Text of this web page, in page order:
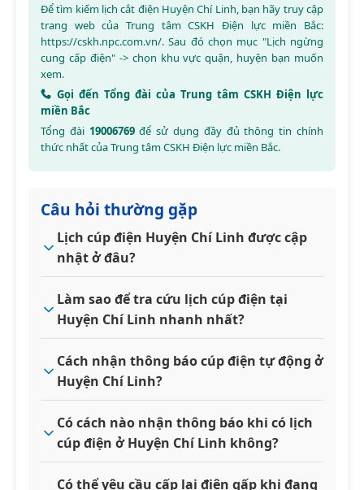
Để tìm kiếm lịch cắt điện Huyện Chí Linh, bạn hãy truy cập
trang web của Trung tâm CSKH Điện lực miền Bắc:
https://cskh.npc.com.vn/. Sau đó chọn mục "Lịch ngừng
cung cấp điện" -> chọn khu vực quận, huyện bạn muốn
xem.
Gọi đến Tổng đài của Trung tâm CSKH Điện lực
miền Bắc
Tổng đài 19006769để sử dụng đầy đủ thông tin chính
thức nhất của Trung tâm CSKH Điện lực miền Bắc.
Câu hỏi thường gặp
Lịch cúp điện Huyện Chí Linh được cập
nhật ở đâu?
Làm sao để tra cứu lịch cúp điện tại
Huyện Chí Linh nhanh nhất?
Cách nhận thông báo cúp điện tự động ở
Huyện Chí Linh?
Có cách nào nhận thông báo khi có lịch
cúp điện ở Huyện Chí Linh không?
Có thể yêu cầu cấp lại điện gấp khi đang